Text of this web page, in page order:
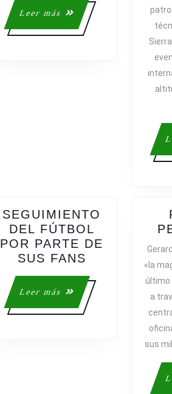
Leer más
Leer
más
SEGUIMIENTO
DEL FÚTBOL
POR PARTE DE
SUS FANS
DEL
FÚTBOL
POR
Leer más
Leer
más
«la
último
a
sus